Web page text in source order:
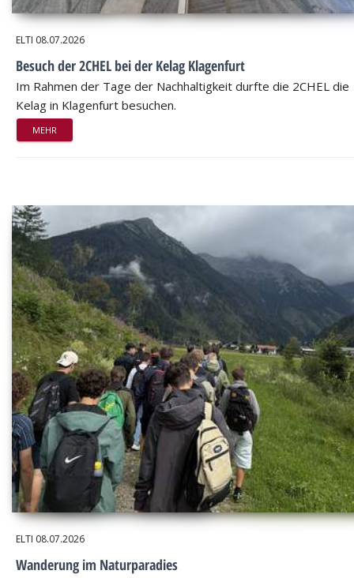
ELTI 08.07.2026
Besuch der 2CHEL bei der Kelag Klagenfurt
Im Rahmen der Tage der Nachhaltigkeit durfte die 2CHEL die
Kelag in Klagenfurt besuchen.
MEHR
ELTI 08.07.2026
Wanderung im Naturparadies